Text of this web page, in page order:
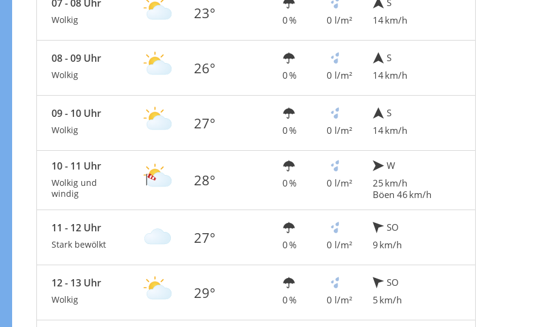
07 - 08 Uhr
Wolkig 23° 0 % 0 l/m²
14 km/h
08 - 09 Uhr
Wolkig 26° 0 % 0 l/m²
S
14 km/h
09 - 10 Uhr
Wolkig 27° 0 % 0 l/m²
S
14 km/h
10 - 11 Uhr
Wolkig und
windig
28° 0 % 0 l/m²
W
25 km/h
Böen 46 km/h
11 - 12 Uhr
Stark bewölkt 27° 0 % 0 l/m²
SO
9 km/h
12 - 13 Uhr
Wolkig 29° 0 % 0 l/m²
SO
5 km/h